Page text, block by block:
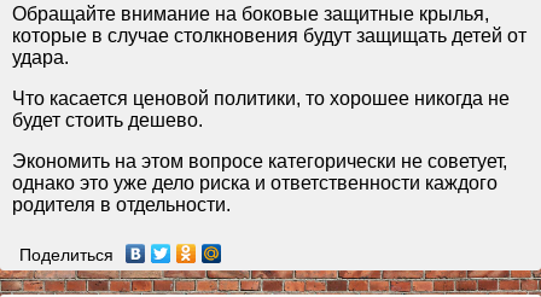
Обращайте внимание на боковые защитные крылья,
которые в случае столкновения будут защищать детей от
удара.
Что касается ценовой политики, то хорошее никогда не
будет стоить дешево.
Экономить на этом вопросе категорически не советует,
однако это уже дело риска и ответственности каждого
родителя в отдельности.
Поделиться